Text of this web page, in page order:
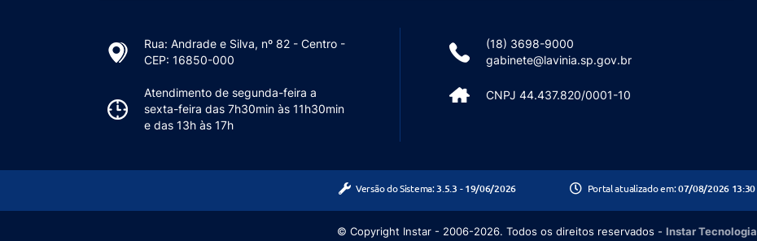
Rua: Andrade e Silva, nº 82 - Centro -
CEP: 16850-000
(18) 3698-9000
gabinete@lavinia.sp.gov.br
Atendimento de segunda-feira a
sexta-feira das 7h30min às 11h30min
e das 13h às 17h
CNPJ 44.437.820/0001-10
Versão do Sistema: 3.5.3 - 19/06/2026 Portal atualizado em:07/08/2026 13:30
© Copyright Instar - 2006-2026. Todos os direitos reservados - Instar Tecnologia